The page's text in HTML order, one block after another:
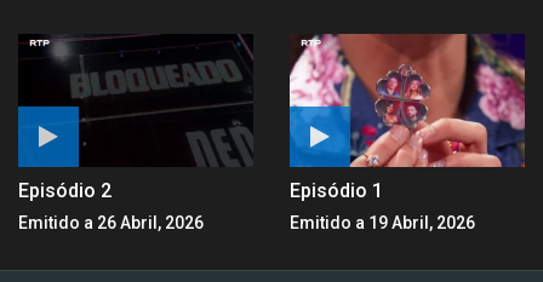
Episódio 2
Emitido a 26 Abril, 2026
Episódio 1
Emitido a 19 Abril, 2026